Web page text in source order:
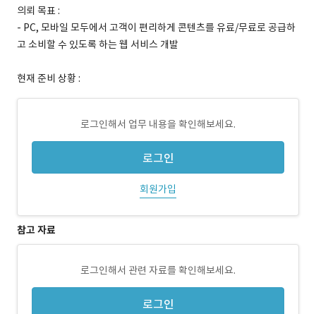
의뢰 목표 :
- PC, 모바일 모두에서 고객이 편리하게 콘텐츠를 유료/무료로 공급하
고 소비할 수 있도록 하는 웹 서비스 개발
현재 준비 상황 :
로그인해서 업무 내용을 확인해보세요.
로그인
회원가입
참고 자료
로그인해서 관련 자료를 확인해보세요.
로그인